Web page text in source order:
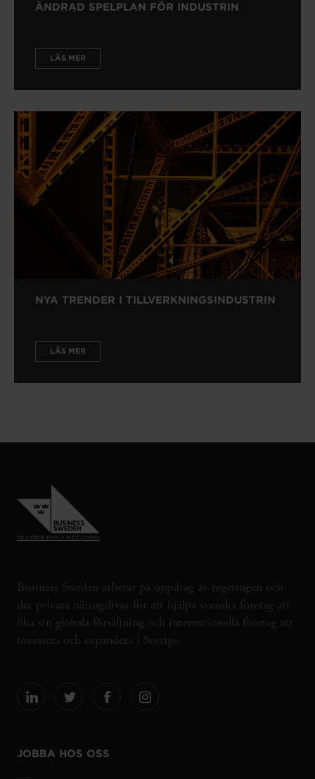
ÄNDRAD SPELPLAN FÖR INDUSTRIN
LÄS MER
NYA TRENDER I TILLVERKNINGSINDUSTRIN
LÄS MER
Business Sweden arbetar på uppdrag av regeringen och
det privata näringslivet för att hjälpa svenska företag att
öka sin globala försäljning och internationella företag att
investera och expandera i Sverige.
JOBBA HOS OSS